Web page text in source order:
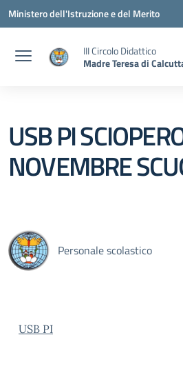
Vai ai contenuti
Vai al menu di navigazione
Vai al footer
Ministero dell'Istruzione e del Merito
III Circolo Didattico
Madre Teresa di
USB PI
NOVEMBRE
Personale scolastico
USB PI